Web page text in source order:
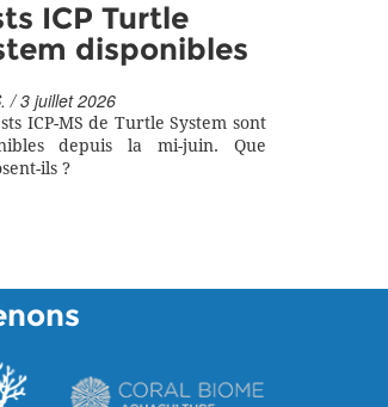
ICP Turtle
disponibles
/ 3 juillet 2026
ICP-MS de Turtle System sont
depuis la mi-juin. Que
ils ?